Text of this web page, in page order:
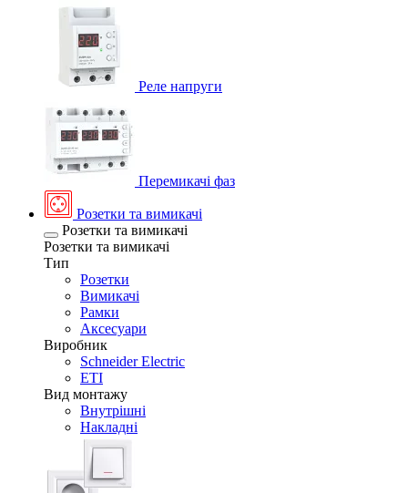
Реле напруги
Перемикачі фаз
Розетки та вимикачі
Розетки та вимикачі
Розетки та вимикачі
Тип
Розетки
Вимикачі
Рамки
Аксесуари
Виробник
Schneider Electric
ETI
Вид монтажу
Внутрішні
Накладні